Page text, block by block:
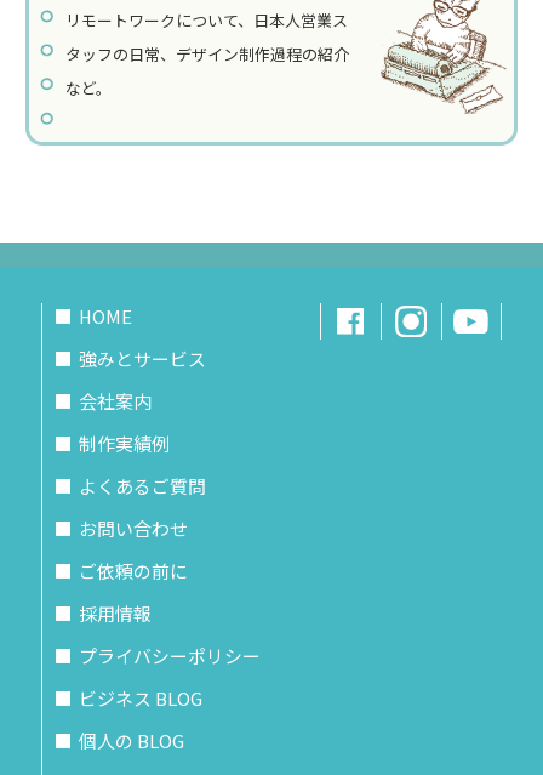
リモートワークについて、日本人営業ス
タッフの日常、デザイン制作過程の紹介
など。
HOME
強みとサービス
会社案内
制作実績例
よくあるご質問
お問い合わせ
ご依頼の前に
採用情報
プライバシーポリシー
ビジネス BLOG
個人の BLOG